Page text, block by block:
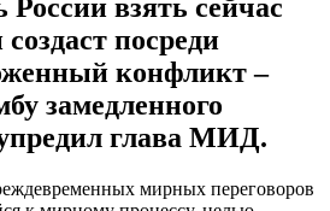
России взять сейчас
посреди
конфликт –
замедленного
глава МИД.
мирных переговоров